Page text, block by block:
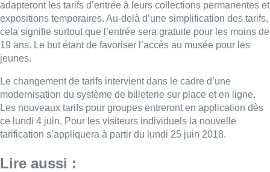
adapteront les tarifs d’entrée à leurs collections permanentes et
expositions temporaires. Au-delà d’une simplification des tarifs,
cela signifie surtout que l’entrée sera gratuite pour les moins de
19 ans. Le but étant de favoriser l’accès au musée pour les
jeunes.
Le changement de tarifs intervient dans le cadre d’une
modernisation du système de billeterie sur place et en ligne.
Les nouveaux tarifs pour groupes entreront en application dès
ce lundi 4 juin. Pour les visiteurs individuels la nouvelle
tarification s’appliquera à partir du lundi 25 juin 2018.
Lire aussi :